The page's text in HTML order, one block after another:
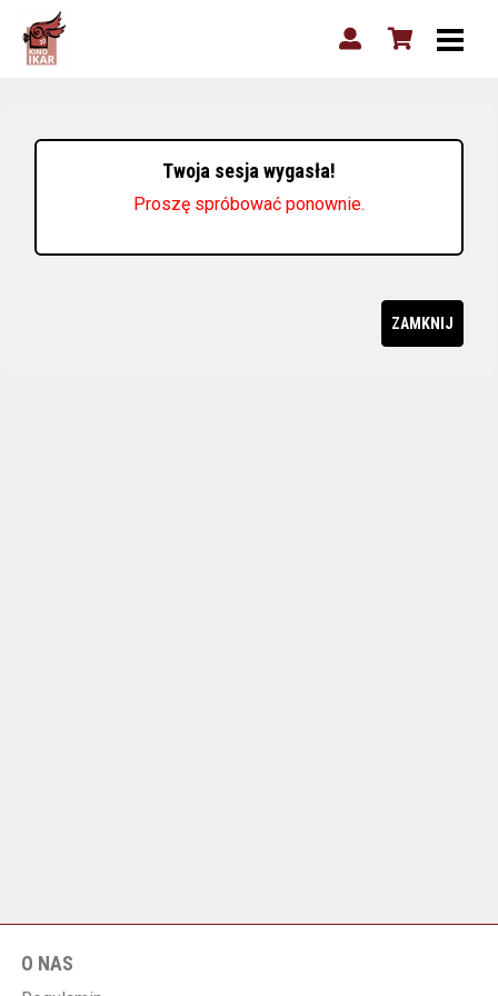
Twoja sesja wygasła!
Proszę spróbować ponownie.
ZAMKNIJ
O NAS